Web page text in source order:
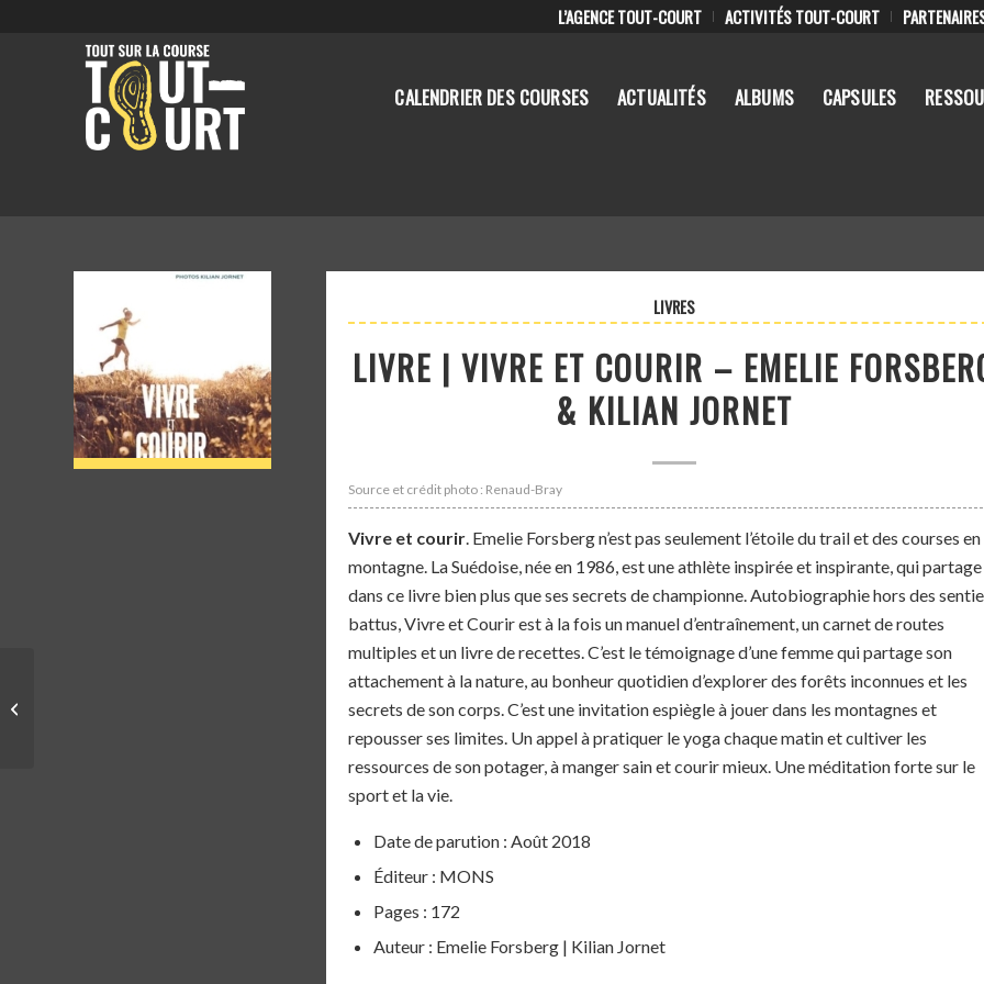
L’AGENCE TOUT-COURT ACTIVITÉS TOUT-COURT
CALENDRIER DES COURSES ACTUALITÉS ALBUMS CAPSULES
LIVRES
LIVRE | VIVRE ET COURIR – EMELIE
& KILIAN JORNET
Source et crédit photo : Renaud-Bray
Vivre et courir . Emelie Forsberg n’est pas seulement l’étoile du trail et des courses en
montagne. La Suédoise, née en 1986, est une athlète inspirée et inspirante, qui partage
dans ce livre bien plus que ses secrets de championne. Autobiographie hors des
battus, Vivre et Courirest à la fois un manuel d’entraînement, un carnet de routes
multiples et un livre de recettes. C’est le témoignage d’une femme qui partage son
attachement à la nature, au bonheur quotidien d’explorer des forêts inconnues et les
secrets de son corps. C’est une invitation espiègle à jouer dans les montagnes et
repousser ses limites. Un appel à pratiquer le yoga chaque matin et cultiver les
ressources de son potager, à manger sain et courir mieux. Une méditation forte sur le
sport et la vie.
Date de parution : Août 2018
Éditeur : MONS
Pages : 172
Auteur : Emelie Forsberg | Kilian Jornet